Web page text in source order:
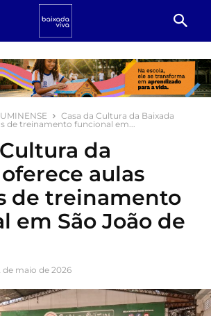
Casa da Cultura da Baixada
de treinamento funcional em...
da
aulas
de treinamento
em São João de
de maio de 2026